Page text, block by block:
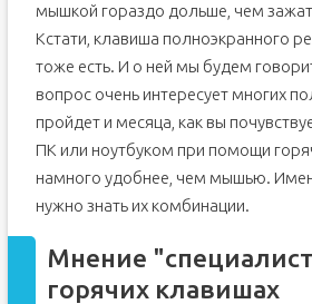
мышкой гораздо дольше, чем
Кстати, клавиша полноэкранного
тоже есть. И о ней мы будем
вопрос очень интересует многих
пройдет и месяца, как вы
ПК или ноутбуком при помощи
намного удобнее, чем мышью.
нужно знать их комбинации.
Мнение
горячих клавишах